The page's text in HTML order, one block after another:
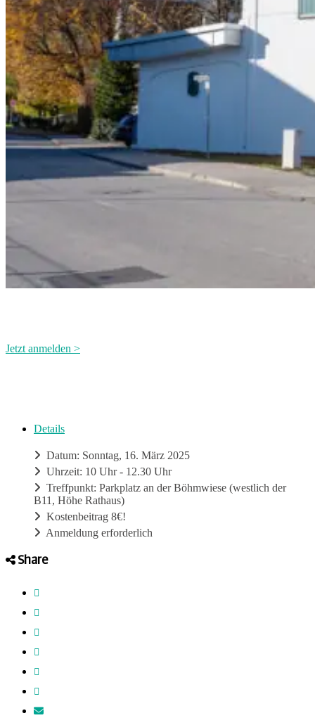
Jetzt anmelden >
Details
Datum: Sonntag, 16. März 2025
Uhrzeit: 10 Uhr - 12.30 Uhr
Treffpunkt: Parkplatz an der Böhmwiese (westlich der
B11, Höhe Rathaus)
Kostenbeitrag 8€!
Anmeldung erforderlich
Share